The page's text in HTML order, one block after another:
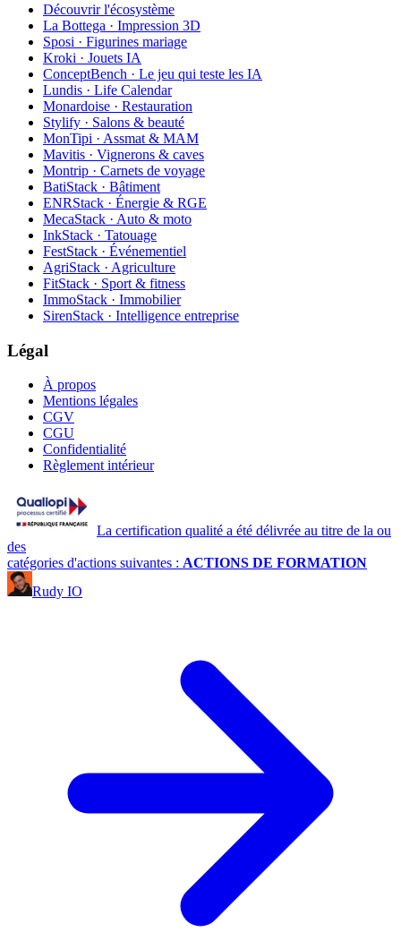
Découvrir l'écosystème
La Bottega · Impression 3D
Sposi · Figurines mariage
Kroki · Jouets IA
ConceptBench · Le jeu qui teste les IA
Lundis · Life Calendar
Monardoise · Restauration
Stylify · Salons & beauté
MonTipi · Assmat & MAM
Mavitis · Vignerons & caves
Montrip · Carnets de voyage
BatiStack · Bâtiment
ENRStack · Énergie & RGE
MecaStack · Auto & moto
InkStack · Tatouage
FestStack · Événementiel
AgriStack · Agriculture
FitStack · Sport & fitness
ImmoStack · Immobilier
SirenStack · Intelligence entreprise
Légal
À propos
Mentions légales
CGV
CGU
Confidentialité
Règlement intérieur
La certification qualité a été délivrée au titre de la ou
des
catégories d'actions suivantes : ACTIONS DE FORMATION
Rudy IO